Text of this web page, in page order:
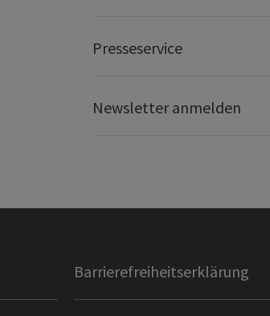
Presseservice
Newsletter anmelden
Barrierefreiheitserklärung